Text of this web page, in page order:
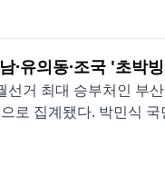
·유의동·조국 '초박
선거 최대 승부처인
로 집계됐다. 박민식